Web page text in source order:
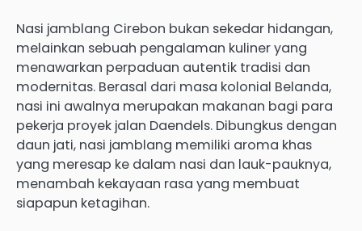
Nasi jamblang Cirebon bukan sekedar hidangan,
melainkan sebuah pengalaman kuliner yang
menawarkan perpaduan autentik tradisi dan
modernitas. Berasal dari masa kolonial Belanda,
nasi ini awalnya merupakan makanan bagi para
pekerja proyek jalan Daendels. Dibungkus dengan
daun jati, nasi jamblang memiliki aroma khas
yang meresap ke dalam nasi dan lauk-pauknya,
menambah kekayaan rasa yang membuat
siapapun ketagihan.